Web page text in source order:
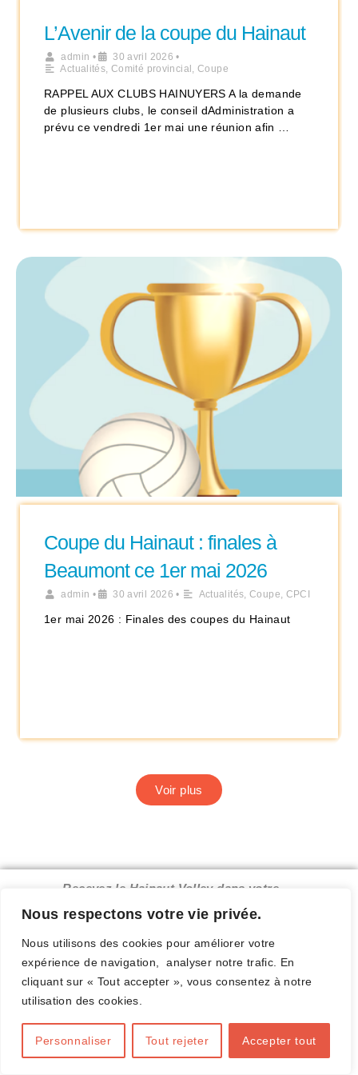
Nous respectons votre vie privée.
Nous utilisons des cookies pour améliorer votre
expérience de navigation, analyser notre trafic. En
cliquant sur « Tout accepter », vous consentez à notre
utilisation des cookies.
Personnaliser Tout rejeter Accepter tout
L’Avenir de la coupe du Hainaut
admin • 30 avril 2026 •
Actualités, Comité provincial , Coupe
RAPPEL AUX CLUBS HAINUYERS A la demande
de plusieurs clubs, le conseil dAdministration a
prévu ce vendredi 1er mai une réunion afin …
Coupe du Hainaut : finales à
Beaumont ce 1er mai 2026
admin • 30 avril 2026 • Actualités, Coupe, CPCI
1er mai 2026 : Finales des coupes du Hainaut
Voir plus
Recevez le Hainaut Volley dans votre
boîte mail.
Complétez ce formulaire
E-mail valide